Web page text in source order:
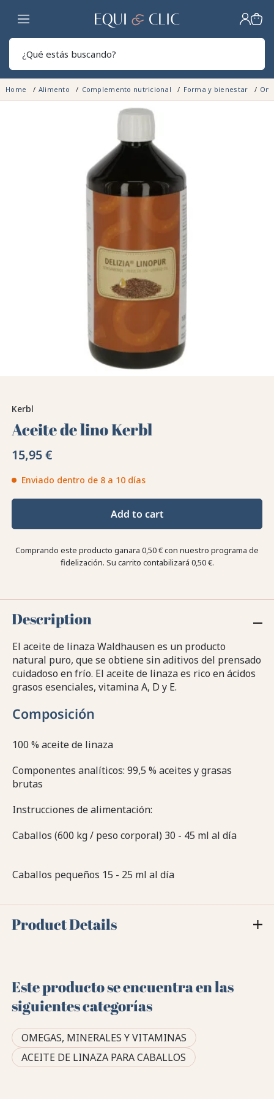
Hogar
Home Alimento Complemento nutricional Forma y bienestar
Kerbl
Aceite de lino Kerbl
15,95 €
Enviado dentro de 8 a 10 días
Add to cart
Comprando este producto ganara 0,50 €con nuestro programa de
fidelización. Su carrito contabilizará 0,50 €.
Description
El aceite de linaza Waldhausen es un producto
natural puro, que se obtiene sin aditivos del prensado
cuidadoso en frío. El aceite de linaza es rico en ácidos
grasos esenciales, vitamina A, D y E.
Composición
100 % aceite de linaza
Componentes analíticos: 99,5 % aceites y grasas
brutas
Instrucciones de alimentación:
Caballos (600 kg / peso corporal) 30 - 45 ml al día
Caballos pequeños 15 - 25 ml al día
Product Details
Este producto se encuentra en las
siguientes categorías
OMEGAS, MINERALES Y VITAMINAS
ACEITE DE LINAZA PARA CABALLOS